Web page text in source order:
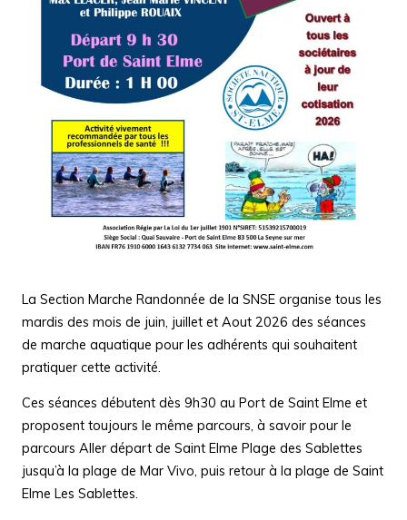
La Section Marche Randonnée de la SNSE organise tous les
mardis des mois de juin, juillet et Aout 2026 des séances
de marche aquatique pour les adhérents qui souhaitent
pratiquer cette activité.
Ces séances débutent dès 9h30 au Port de Saint Elme et
proposent toujours le même parcours, à savoir pour le
parcours Aller départ de Saint Elme Plage des Sablettes
jusqu’à la plage de Mar Vivo, puis retour à la plage de Saint
Elme Les Sablettes.